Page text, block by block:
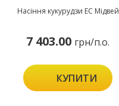
Насіння кукурудзи ЕС Мідвей
7 403.00 грн/п.о.
КУПИТИ